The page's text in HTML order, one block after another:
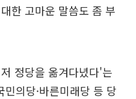
한 고마운 말씀도 좀 부
정당을 옮겨다녔다'는
의당·바른미래당 등 당